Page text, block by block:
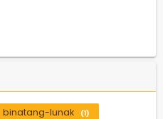
binatang-lunak (1)